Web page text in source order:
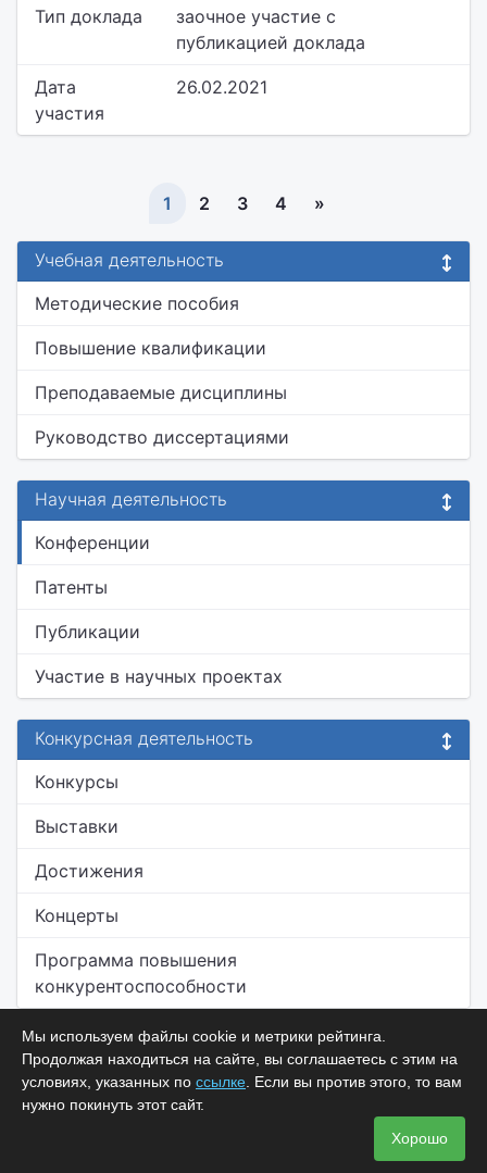
Тип доклада
заочное участие с
публикацией доклада
Дата
участия
26.02.2021
1 2 3 4 »
Учебная деятельность
Методические пособия
Повышение квалификации
Преподаваемые дисциплины
Руководство диссертациями
Научная деятельность
Конференции
Патенты
Публикации
Участие в научных проектах
Конкурсная деятельность
Конкурсы
Выставки
Достижения
Концерты
Программа повышения
конкурентоспособности
Мы используем файлы cookie и метрики рейтинга.
Продолжая находиться на сайте, вы соглашаетесь с этим на
условиях, указанных по ссылке . Если вы против этого, то вам
нужно покинуть этот сайт.
Хорошо